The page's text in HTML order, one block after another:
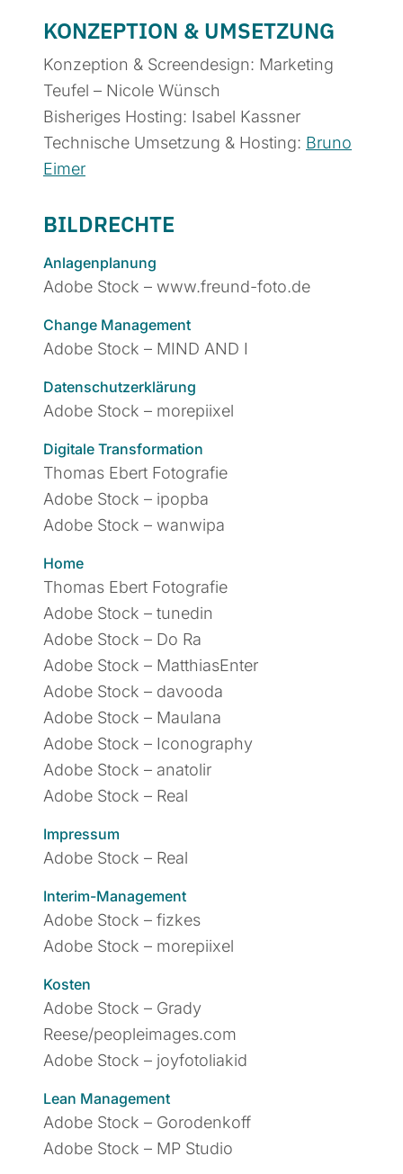
KONZEPTION & UMSETZUNG
Konzeption & Screendesign: Marketing
Teufel – Nicole Wünsch
Bisheriges Hosting: Isabel Kassner
Technische Umsetzung & Hosting: Bruno
Eimer
BILDRECHTE
Anlagenplanung
Adobe Stock – www.freund-foto.de
Change Management
Adobe Stock – MIND AND I
Datenschutzerklärung
Adobe Stock – morepiixel
Digitale Transformation
Thomas Ebert Fotografie
Adobe Stock – ipopba
Adobe Stock – wanwipa
Home
Thomas Ebert Fotografie
Adobe Stock – tunedin
Adobe Stock – Do Ra
Adobe Stock – MatthiasEnter
Adobe Stock – davooda
Adobe Stock – Maulana
Adobe Stock – Iconography
Adobe Stock – anatolir
Adobe Stock – Real
Impressum
Adobe Stock – Real
Interim-Management
Adobe Stock – fizkes
Adobe Stock – morepiixel
Kosten
Adobe Stock – Grady
Reese/peopleimages.com
Adobe Stock – joyfotoliakid
Lean Management
Adobe Stock – Gorodenkoff
Adobe Stock – MP Studio